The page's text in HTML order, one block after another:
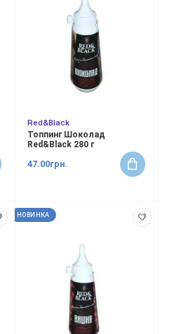
Red&Black
Топпинг Шоколад
Red&Black 280 г
47.00грн.
НОВИНКА